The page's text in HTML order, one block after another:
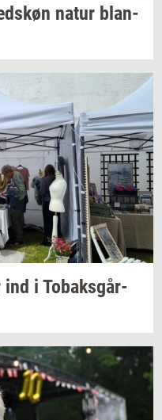
natur blan­
ind i To­baks­går­